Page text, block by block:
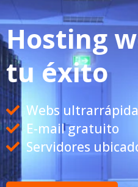
Hosting
tu éxito
Webs
E-mail gratuito
Servidores